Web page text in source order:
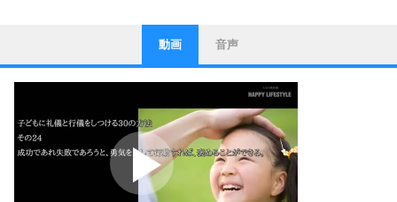
1
ストレス対策
他人と比べない。
いっそのこと、他人を見ない。
いらいらしない人になる30の方法
プラス思考
ポジティブになれない原因は、行動しないから。
ポジティブ思考になる30の方法
動画 音声